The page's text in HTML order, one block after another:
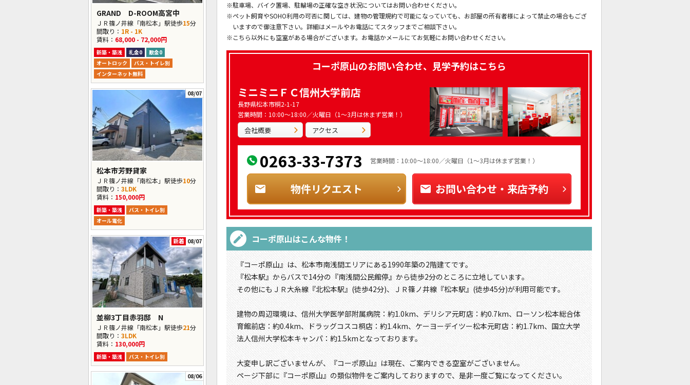
GRAND D-ROOM高宮中
ＪＲ篠ノ井線「南松本」駅徒歩15分
間取り： 1R - 1K
賃料： 68,000 - 72,000円
新築・築浅 礼金0
敷金0
オートロック
バス・トイレ別
インターネット無料
08/07
松本市芳野貸家
ＪＲ篠ノ井線「南松本」駅徒歩10分
間取り： 3LDK
賃料： 150,000円
新築・築浅
バス・トイレ別
オール電化
新着 08/07
並柳3丁目赤羽邸 N
ＪＲ篠ノ井線「南松本」駅徒歩21分
間取り： 3LDK
賃料： 130,000円
新築・築浅 バス・トイレ別
08/06
※駐車場、バイク置場、駐輪場の正確な空き状況についてはお問い合わせください。
※ペット飼育やSOHO利用の可否に関しては、建物の管理規約で可能になっていても、お部屋の所有者様によって禁止の場合もござ
いますので御注意下さい。詳細はメールやお電話にてスタッフまでご相談下さい。
※こちら以外にも空室がある場合がございます。お電話かメールにてお気軽にお問い合わせください。
コーポ原山のお問い合わせ、見学予約はこちら
ミニミニＦＣ信州大学前店
長野県松本市桐2-1-17
営業時間：10:00～18:00／火曜日（1～3月は休まず営業！）
会社概要 アクセス
0263-33-7373 営業時間：10:00～18:00／火曜日（1～3月は休まず営業！）
物件リクエスト お問い合わせ・来店予約
コーポ原山はこんな物件！
『コーポ原山』は、松本市南浅間エリアにある1990年築の2階建てです。
『松本駅』からバスで14分の『南浅間公民館停』から徒歩2分のところに立地しています。
その他にもＪＲ大糸線『北松本駅』(徒歩42分)、ＪＲ篠ノ井線『松本駅』(徒歩45分)が利用可能です。
建物の周辺環境は、信州大学医学部附属病院：約1.0km、デリシア元町店：約0.7km、ローソン松本総合体
育館前店：約0.4km、ドラッグコスコ桐店：約1.4km、ケーヨーデイツー松本元町店：約1.7km、国立大学
法人信州大学松本キャンパ：約1.5kmとなっております。
大変申し訳ございませんが、『コーポ原山』は現在、ご案内できる空室がございません。
ページ下部に『コーポ原山』の類似物件をご案内しておりますので、是非一度ご覧になってください。